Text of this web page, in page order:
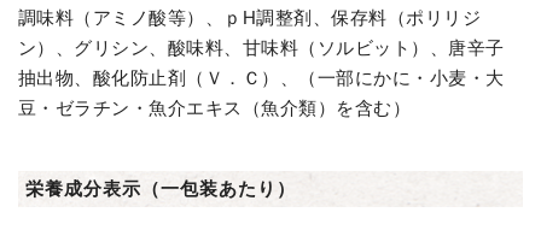
調味料（アミノ酸等）、ｐH調整剤、保存料（ポリリジ
ン）、グリシン、酸味料、甘味料（ソルビット）、唐辛子
抽出物、酸化防止剤（Ｖ．Ｃ）、（一部にかに・小麦・大
豆・ゼラチン・魚介エキス（魚介類）を含む）
栄養成分表示（一包装あたり）